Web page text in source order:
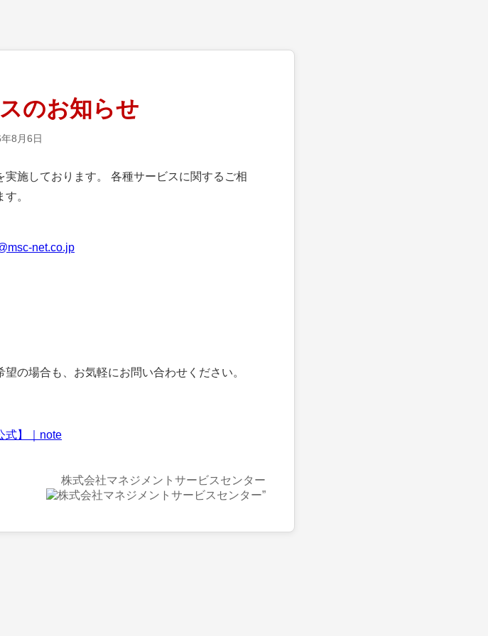
のお知らせ
8月6日
施しております。 各種サービスに関するご相
。
net.co.jp
の場合も、お気軽にお問い合わせください。
式】｜note
株式会社マネジメントサービスセンター